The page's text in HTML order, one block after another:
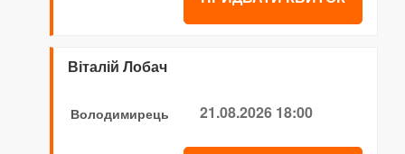
Віталій Лобач
Володимирець 21.08.2026 18:00